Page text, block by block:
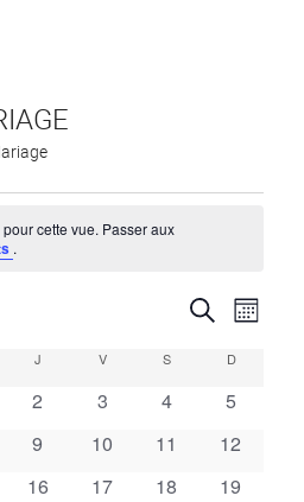
cette vue. Passer aux
.
ET
DE
Recherche
Mois
J VVENDREDI
SSAMEDI DDIMANCHE
0
2
0
3
0
4
0
5
0
9
0
10
0
11
0
12
0
16
0
17
0
18
0
19